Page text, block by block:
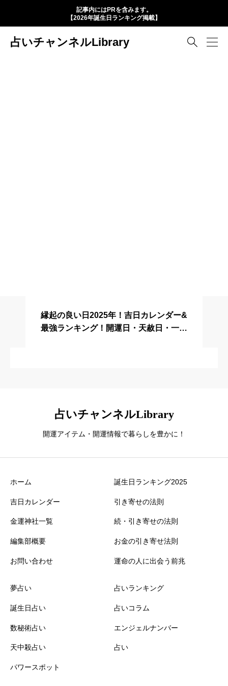
記事内にはPRを含みます。
【2026年誕生日ランキング掲載】
占いチャンネルLibrary 
#開運日に関するレビュー一覧
縁起の良い日2025年！吉日カレンダー&
最強ランキング！開運日・天赦日・一粒
占いチャンネルLibrary
開運アイテム・開運情報で暮らしを豊かに！
ホーム
吉日カレンダー
金運神社一覧
編集部概要
お問い合わせ
誕生日ランキング2025
引き寄せの法則
続・引き寄せの法則
お金の引き寄せ法則
運命の人に出会う前兆
夢占い
誕生日占い
数秘術占い
天中殺占い
パワースポット
占いランキング
占いコラム
エンジェルナンバー
占い